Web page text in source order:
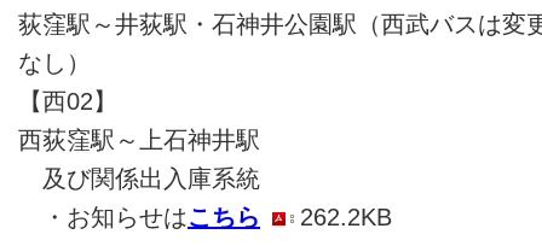
荻窪駅～井荻駅・石神井公園駅（西武バスは変
なし）
【西02】
西荻窪駅～上石神井駅
及び関係出入庫系統
・お知らせはこちら 262.2KB